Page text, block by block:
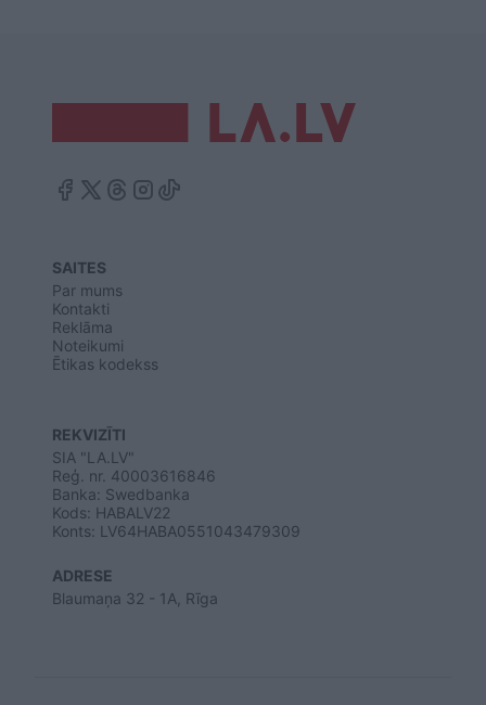
SAITES
Par mums
Kontakti
Reklāma
Noteikumi
Ētikas kodekss
REKVIZĪTI
SIA "LA.LV"
Reģ. nr. 40003616846
Banka: Swedbanka
Kods: HABALV22
Konts: LV64HABA0551043479309
ADRESE
Blaumaņa 32 - 1A, Rīga